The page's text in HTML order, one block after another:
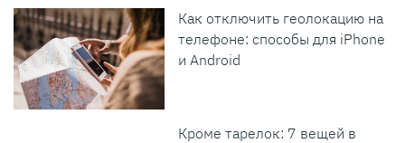
Как отключить геолокацию на
телефоне: способы для iPhone
и Android
Кроме тарелок: 7 вещей в